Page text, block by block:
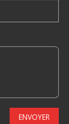
ENVOYER